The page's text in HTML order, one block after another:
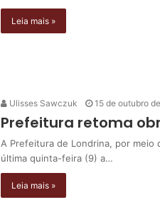
Leia mais »
Ulisses Sawczuk 15 de outubro
Prefeitura retoma
A Prefeitura de Londrina, por meio
última quinta-feira (9) a…
Leia mais »